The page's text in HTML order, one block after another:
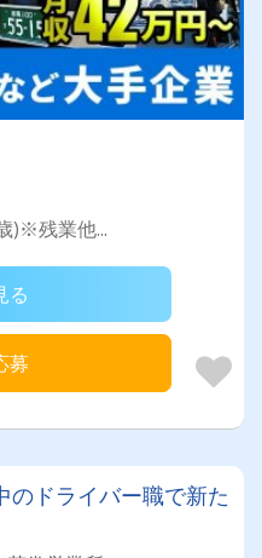
)※残業他...
る
募
のドライバー職で新た